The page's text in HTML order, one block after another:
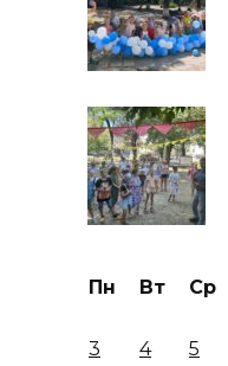
Пн Вт Ср
3
4 5